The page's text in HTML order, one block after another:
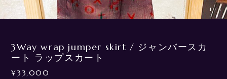
1 /1
3Way wrap jumper skirt / ジャンバースカ
ート ラップスカート
¥33,000